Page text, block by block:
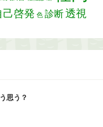
己啓発 色 診断透視
思う？